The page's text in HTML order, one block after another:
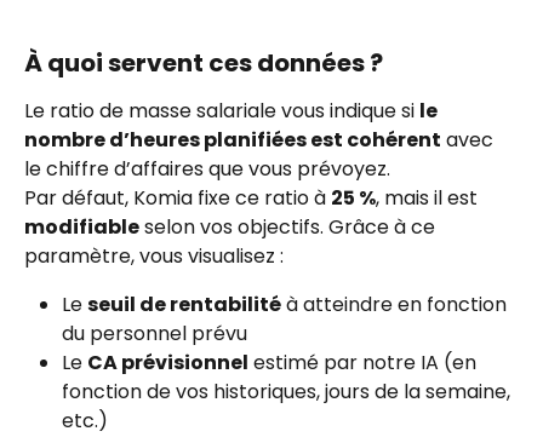
À quoi servent ces données ?
Le ratio de masse salariale vous indique si le
nombre d’heures planifiées est cohérent avec
le chiffre d’affaires que vous prévoyez.
Par défaut, Komia fixe ce ratio à 25 %, mais il est
modifiable selon vos objectifs. Grâce à ce
paramètre, vous visualisez :
Le seuil de rentabilité à atteindre en fonction
du personnel prévu
Le CA prévisionnel estimé par notre IA (en
fonction de vos historiques, jours de la semaine,
etc.)